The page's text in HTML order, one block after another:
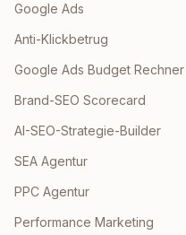
Google Ads
Anti-Klickbetrug
Google Ads Budget Rechner
Brand-SEO Scorecard
AI-SEO-Strategie-Builder
SEA Agentur
PPC Agentur
Performance Marketing